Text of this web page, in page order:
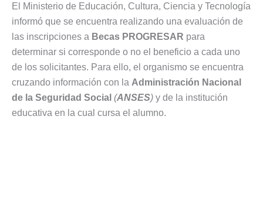
El Ministerio de Educación, Cultura, Ciencia y Tecnología
informó que se encuentra realizando una evaluación de
las inscripciones a Becas PROGRESAR para
determinar si corresponde o no el beneficio a cada uno
de los solicitantes. Para ello, el organismo se encuentra
cruzando información con la Administración Nacional
de la Seguridad Social (ANSES) y de la institución
educativa en la cual cursa el alumno.